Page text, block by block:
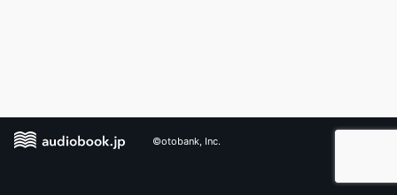
©otobank, Inc.